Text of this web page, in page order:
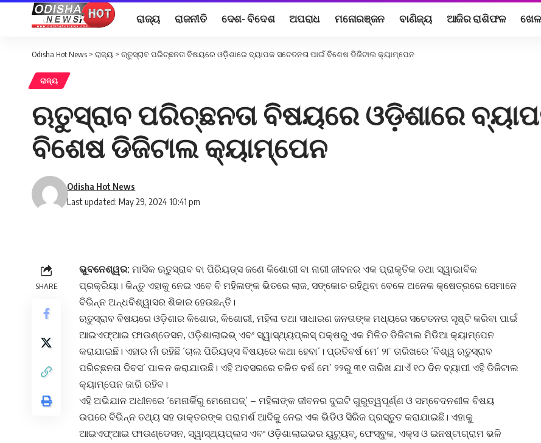
ରାଜ୍ୟ ରାଜନୀତି ଦେଶ- ବିଦେଶ ଅପରାଧ ମନୋରଞ୍ଜନ ବାଣିଜ୍ୟ ଆଜିର ରାଶିଫଳ ଖେଳ
Odisha Hot News > ରାଜ୍ୟ > ଋତୁସ୍ରାବ ପରିଚ୍ଛନତା ବିଷୟରେ ଓଡ଼ିଶାରେ ବ୍ୟାପକ ସଚେତନତା ପାଇଁ ବିଶେଷ ଡିଜିଟାଲ କ୍ୟାମ୍ପେନ
ରାଜ୍ୟ
ଋତୁସ୍ରାବ ପରିଚ୍ଛନତା ବିଷୟରେ ଓଡ଼ିଶାରେ
ବିଶେଷ ଡିଜିଟାଲ କ୍ୟାମ୍ପେନ
Last updated: May 29, 2024 10:41 pm
Odisha Hot News
SHARE
ଭୁବନେଶ୍ୱର: ମାସିକ ଋତୁସ୍ରାବ ବା ପିରିୟଡ୍‌ସ ଜଣେ କିଶୋରୀ ବା ନାରୀ ଜୀବନର ଏକ ପ୍ରାକୃତିକ ତଥା ସ୍ୱାଭାବିକ
ପ୍ରକ୍ରିୟା। କିନ୍ତୁ ଏହାକୁ ନେଇ ଏବେ ବି ମହିଳାଙ୍କ ଭିତରେ ଲାଜ, ସଙ୍କୋଚ ରହିଥିବା ବେଳେ ଅନେକ କ୍ଷେତ୍ରରେ ସେମାନେ
ବିଭିନ୍ନ ଅନ୍ଧବିଶ୍ୱାସର ଶିକାର ହେଉଛନ୍ତି।
ଋତୁସ୍ରାବ ବିଷୟରେ ଓଡ଼ିଶାର କିଶୋର, କିଶୋରୀ, ମହିଳା ତଥା ସାଧାରଣ ଜନତାଙ୍କ ମଧ୍ୟରେ ସଚେତନତା ସୃଷ୍ଟି କରିବା ପାଇଁ
ଆଇଏଫ୍‌ଆଇ ଫାଉଣ୍ଡେସନ, ଓଡ଼ିଶାଲାଇଭ୍ ଏବଂ ସ୍ୱାସ୍ଥ୍ୟପ୍ଲସ୍ ପକ୍ଷରୁ ଏକ ମିଳିତ ଡିଜିଟାଲ ମିଡିଆ କ୍ୟାମ୍ପେନ
କରାଯାଇଛି। ଏହାର ନାଁ ରହିଛି ‘ଚାଲ ପିରିୟଡ୍‌ସ ବିଷୟରେ କଥା ହେବା’। ପ୍ରତିବର୍ଷ ମେ’ ୨୮ ତାରିଖରେ ‘ବିଶ୍ୱ ଋତୁସ୍ରାବ
ପରିଚ୍ଛନତା ଦିବସ’ ପାଳନ କରାଯାଉଛି। ଏହି ଅବସରରେ ଚଳିତ ବର୍ଷ ମେ’ ୨୨ରୁ ୩୧ ତାରିଖ ଯାଏଁ ୧୦ ଦିନ ବ୍ୟାପୀ ଏହି ଡିଜିଟାଲ
କ୍ୟାମ୍ପେନ ଜାରି ରହିବ।
ଏହି ଅଭିଯାନ ଅଧୀନରେ ‘ମେନାର୍କିରୁ ମେନୋପଜ୍‌’ – ମହିଳାଙ୍କ ଜୀବନର ଦୁଇଟି ଗୁରୁତ୍ୱପୂର୍ଣ୍ଣ ଓ ସମ୍ବେଦନଶୀଳ ବିଷୟ
ଉପରେ ବିଭିନ୍ନ ତଥ୍ୟ ସହ ଡାକ୍ତରଙ୍କ ପରାମର୍ଶ ଆଦିକୁ ନେଇ ଏକ ଭିଡିଓ ସିରିଜ ପ୍ରସ୍ତୁତ କରାଯାଇଛି। ଏହାକୁ
ଆଇଏଫ୍‌ଆଇ ଫାଉଣ୍ଡେସନ, ସ୍ୱାସ୍ଥ୍ୟପ୍ଲସ ଏବଂ ଓଡ଼ିଶାଲାଇଭର ୟୁଟ୍ୟୁବ୍‌, ଫେସ୍‌ବୁକ, ଏକ୍ସ ଓ ଇନଷ୍ଟାଗ୍ରାମ ଭଳି